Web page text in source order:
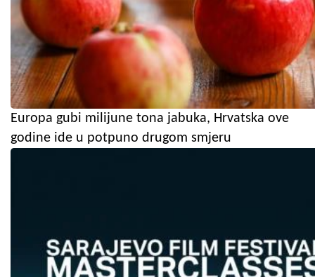
Europa gubi milijune tona jabuka, Hrvatska ove
godine ide u potpuno drugom smjeru